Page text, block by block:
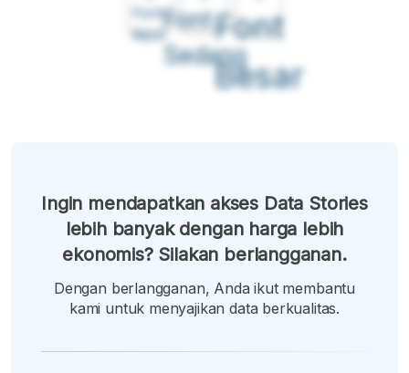
Font
Kecil
Font
Sedang
Font
Besar
Ingin mendapatkan akses Data Stories
lebih banyak dengan harga lebih
ekonomis? Silakan berlangganan.
Dengan berlangganan, Anda ikut membantu
kami untuk menyajikan data berkualitas.